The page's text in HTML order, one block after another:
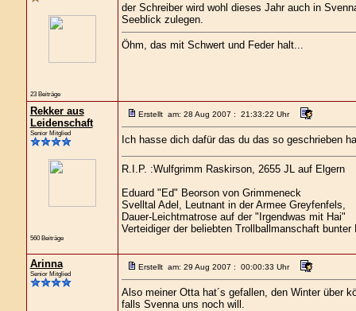
23 Beiträge
der Schreiber wird wohl dieses Jahr auch in
Seeblick zulegen.
Öhm, das mit Schwert und Feder halt...
Rekker aus
Leidenschaft
Senior Mitglied
560 Beiträge
Erstellt am: 28 Aug 2007 : 21:33:22 Uhr
Ich hasse dich dafür das du das so geschrieben
R.I.P. :Wulfgrimm Raskirson, 2655 JL auf Elgern
Eduard "Ed" Beorson von Grimmeneck
Svelltal Adel, Leutnant in der Armee Greyfenfels,
Dauer-Leichtmatrose auf der "Irgendwas mit Hai"
Verteidiger der beliebten Trollballmanschaft bunter
Arinna
Senior Mitglied
Erstellt am: 29 Aug 2007 : 00:00:33 Uhr
Also meiner Otta hat´s gefallen, den Winter über
falls Svenna uns noch will.